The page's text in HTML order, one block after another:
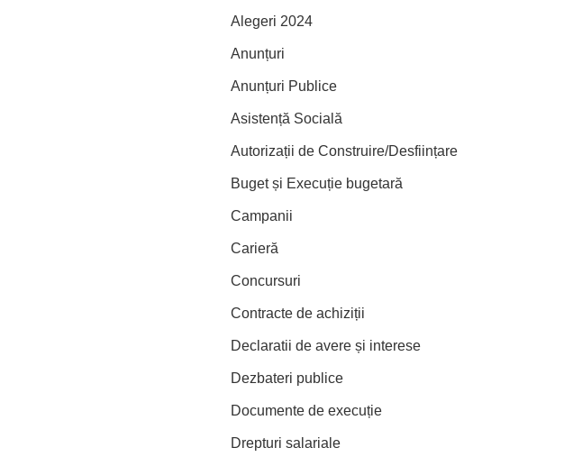
Alegeri 2024
Anunțuri
Anunțuri Publice
Asistență Socială
Autorizații de Construire/Desființare
Buget și Execuție bugetară
Campanii
Carieră
Concursuri
Contracte de achiziții
Declaratii de avere și interese
Dezbateri publice
Documente de execuție
Drepturi salariale